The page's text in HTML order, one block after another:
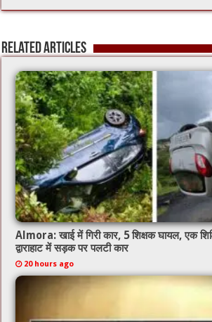
e
b
o
o
k
tt
er
ai
l
at
sA
p
p
Related Articles
Almora: खाई में गिरी कार, 5 शिक्षक घायल, एक
द्वाराहाट में सड़क पर पलटी कार
20 hours ago